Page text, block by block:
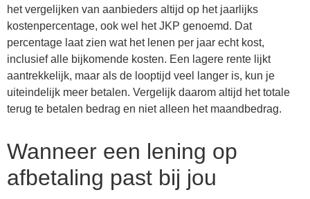
het vergelijken van aanbieders altijd op het jaarlijks
kostenpercentage, ook wel het JKP genoemd. Dat
percentage laat zien wat het lenen per jaar echt kost,
inclusief alle bijkomende kosten. Een lagere rente lijkt
aantrekkelijk, maar als de looptijd veel langer is, kun je
uiteindelijk meer betalen. Vergelijk daarom altijd het totale
terug te betalen bedrag en niet alleen het maandbedrag.
Wanneer een lening op
afbetaling past bij jou